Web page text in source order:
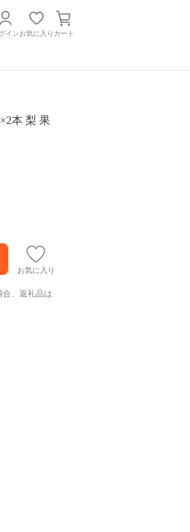
インお気に入り カート
本 梨 果
お気に入り
、返礼品は